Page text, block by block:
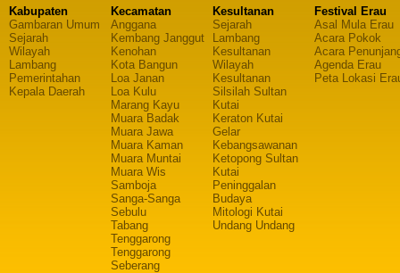
Kabupaten
Gambaran Umum
Sejarah
Wilayah
Lambang
Pemerintahan
Kepala Daerah
Kecamatan
Anggana
Kembang Janggut
Kenohan
Kota Bangun
Loa Janan
Loa Kulu
Marang Kayu
Muara Badak
Muara Jawa
Muara Kaman
Muara Muntai
Muara Wis
Samboja
Sanga-Sanga
Sebulu
Tabang
Tenggarong
Tenggarong
Seberang
Kesultanan
Sejarah
Lambang
Kesultanan
Wilayah
Kesultanan
Silsilah Sultan
Kutai
Keraton Kutai
Gelar
Kebangsawanan
Ketopong Sultan
Kutai
Peninggalan
Budaya
Mitologi Kutai
Undang Undang
Festival Erau
Asal Mula Erau
Acara Pokok
Acara
Agenda Erau
Peta Lokasi